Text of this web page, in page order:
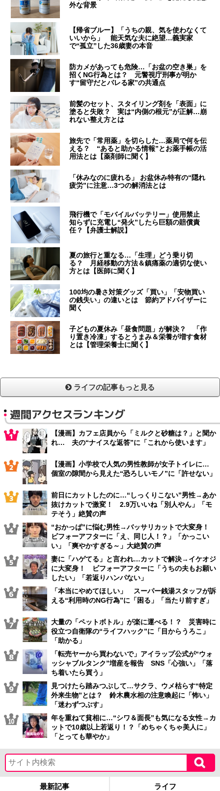
外な背景
【帰省ブルー】「うちの親、気を使わなくて
いいから」 能天気な夫に絶望…義実家
で“孤立”した36歳妻の本音
防カメがあっても危険…「お盆の空き巣」を
招くNG行為とは？ 元警視庁刑事が明か
す“留守だとバレる家”の共通点
前髪のセット、スタイリング剤を「表面」に
塗ると失敗？ 実は“内側の根元”が正解…崩
れない整え方とは
旅先で「常用薬」を切らした…薬局で何を伝
える？ “あると助かる情報”とお薬手帳の活
用法とは【薬剤師に聞く】
「休みなのに疲れる」 お盆休み特有の“隠れ
疲労”に注意…3つの解消法とは
飛行機で「モバイルバッテリー」使用禁止
知らずに充電し“発火”したら巨額の賠償責
任？【弁護士解説】
夏の旅行と重なる…「生理」どう乗り切
る？ 月経移動の方法＆鎮痛薬の適切な使い
方とは【医師に聞く】
100均の暑さ対策グッズ「買い」「安物買い
の銭失い」の違いとは 節約アドバイザーに
聞く
子どもの夏休み「昼食問題」が解決？ 「作
り置き冷凍」するとうまみ＆栄養が増す食材
とは【管理栄養士に聞く】
ライフの記事もっと見る
週間アクセスランキング
【漫画】カフェ店員から「ミルクと砂糖は？」と聞か
れ… 夫の“ナイスな返答”に「これから使います」
【漫画】小学校で人気の男性教師が女子トイレに…
個室の隙間から見えた“恐ろしいモノ”に「許せない」
前日にカットしたのに…“しっくりこない”男性→あか
抜けカットで激変！ 2.9万いいね「別人やん」「モ
テそう」絶賛の声
“おかっぱ”に悩む男性→バッサリカットで大変身！
ビフォーアフターに「え、同じ人！？」「かっこい
い」「爽やかすぎる～」大絶賛の声
妻に「ハゲてる」と言われ…カットで解決→イケオジ
に大変身！ ビフォーアフターに「うちの夫もお願い
したい」「若返りハンパない」
「本当にやめてほしい」 スーパー銭湯スタッフが訴
える“利用時のNG行為”に「困る」「当たり前すぎ」
大量の「ペットボトル」が楽に運べる！？ 災害時に
役立つ自衛隊の“ライフハック”に「目からうろこ」
「助かる」
「転売ヤーから買わないで」アイラップ公式が“ウォ
ッシャブルタンク”増産を報告 SNS「心強い」「落
ち着いたら買う」
見つけたら踏みつぶして…サクラ、ウメ枯らす“特定
外来生物”とは？ 鈴木農水相の注意喚起に「怖い」
「迷わずつぶす」
年を重ねて貧相に…“シワ＆面長”も気になる女性→カ
ットで10歳以上若返り！？「めちゃくちゃ美人に」
「とっても華やか」
最新記事 ライフ